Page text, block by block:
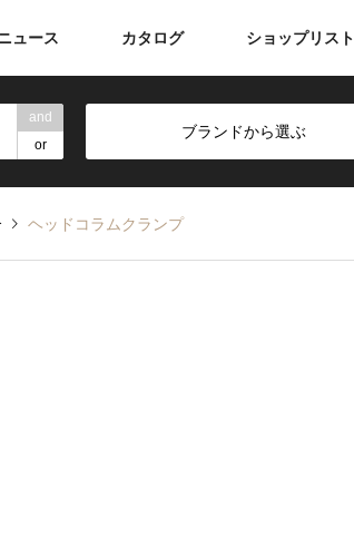
ュース カタログ ショップリスト
and
or
ブランドから選ぶ
ヘッドコラムクランプ